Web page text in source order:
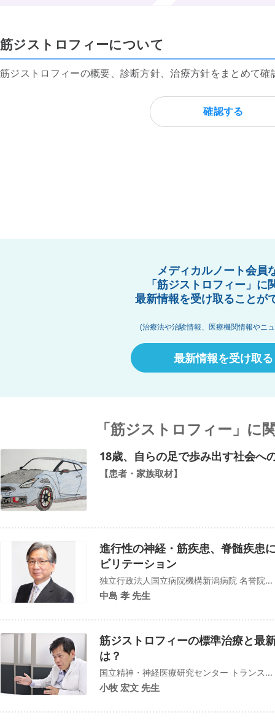
筋ジストロフィーについて
筋ジストロフィーの概要、診断方針、治療方針をまとめて
確認する
メディカルノート会員
「筋ジストロフィー」に
最新情報を受け取ることが
(治療法や治験情報、医療機関情報やニ
最新情報を受け取る
「筋ジストロフィー」に
18歳、自らの足で歩み出す社会へ
【患者・家族取材】
進行性の神経・筋疾患、脊髄疾患
ビリテーション
独立行政法人国立病院機構新潟病院 名誉院...
中島 孝 先生
筋ジストロフィーの標準治療と最
は？
国立精神・神経医療研究センター トランス...
小牧 宏文 先生